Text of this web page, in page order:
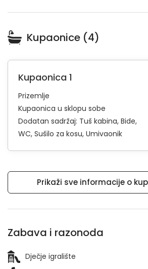
Kupaonice (4)
Kupaonica 1
Prizemlje
Kupaonica u sklopu sobe
Dodatan sadržaj: Tuš kabina Bide
WC Sušilo za kosu Umivaonik
Prikaži sve informacije o
Zabava i razonoda
Dječje igralište